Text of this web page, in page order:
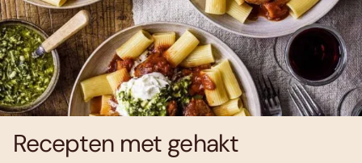
Recepten met gehakt